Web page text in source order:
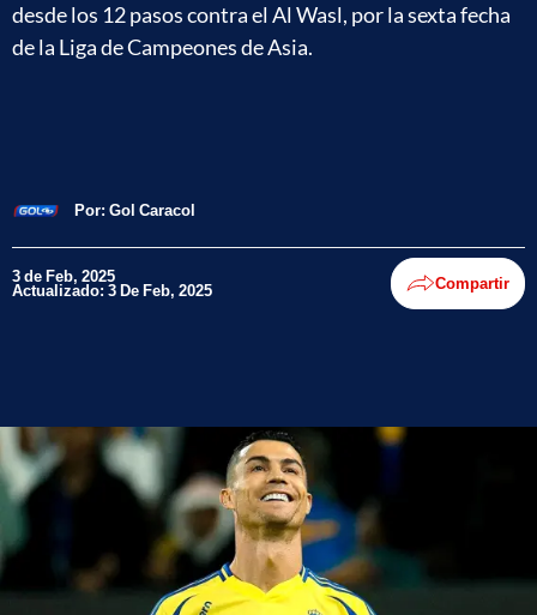
desde los 12 pasos contra el Al Wasl, por la sexta fecha
de la Liga de Campeones de Asia.
Por: Gol Caracol
3 de Feb, 2025
Actualizado: 3 De Feb, 2025 Compartir